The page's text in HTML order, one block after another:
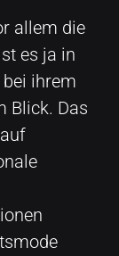
allem die
es ja in
ihrem
Blick. Das